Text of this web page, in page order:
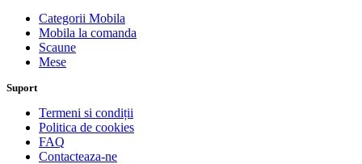
Categorii Mobila
Mobila la comanda
Scaune
Mese
Suport
Termeni si condiții
Politica de cookies
FAQ
Contacteaza-ne